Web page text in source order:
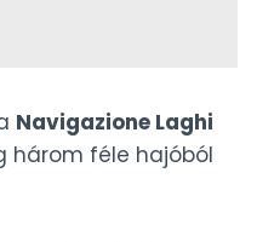
Navigazione Laghi
három féle hajóból